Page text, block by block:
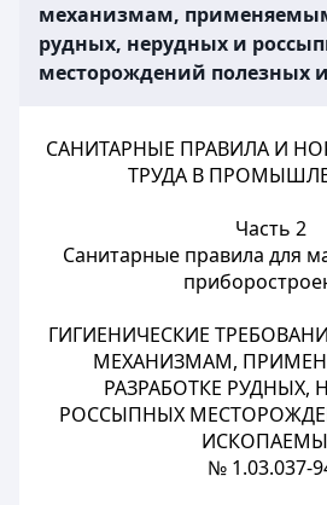
механизмам,
рудных, нерудных и
месторождений полезных
САНИТАРНЫЕ ПРАВИЛА И
ТРУДА В
Часть 2
Санитарные правила для
ГИГИЕНИЧЕСКИЕ
МЕХАНИЗМАМ,
РАЗРАБОТКЕ РУДНЫХ,
РОССЫПНЫХ
№ 1.03.037-